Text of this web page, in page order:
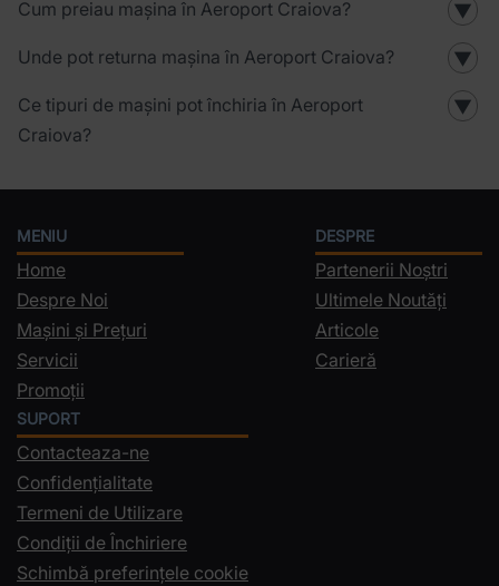
Cum preiau mașina în Aeroport Craiova? ▼
Unde pot returna mașina în Aeroport Craiova? ▼
Ce tipuri de mașini pot închiria în Aeroport
Craiova?
▼
MENIU
Home
Despre Noi
Mașini și Prețuri
Servicii
Promoții
DESPRE
Partenerii Noștri
Ultimele Noutăți
Articole
Carieră
SUPORT
Contacteaza-ne
Confidențialitate
Termeni de Utilizare
Condiții de Închiriere
Schimbă preferințele cookie